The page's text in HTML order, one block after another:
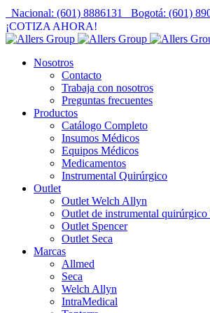
Nacional: (601) 8886131 Bogotá: (601)
¡COTIZA AHORA!
Nosotros
Contacto
Trabaja con nosotros
Preguntas frecuentes
Productos
Catálogo Completo
Insumos Médicos
Equipos Médicos
Medicamentos
Instrumental Quirúrgico
Outlet
Outlet Welch Allyn
Outlet de instrumental quirúrgico
Outlet Spencer
Outlet Seca
Marcas
Allmed
Seca
Welch Allyn
IntraMedical